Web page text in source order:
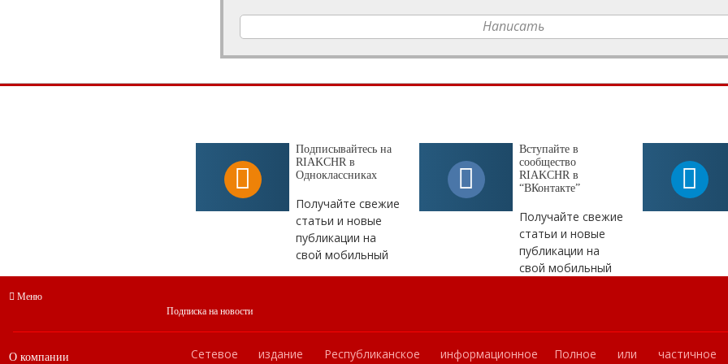
Написать
Подписывайтесь на
RIAKCHR в
Одноклассниках
Получайте свежие
статьи и новые
публикации на
свой мобильный
Вступайте в
сообщество
RIAKCHR в
“ВКонтакте”
Получайте свежие
статьи и новые
публикации на
свой мобильный
Меню
Подписка на новости
О компании
Сетевое издание Республиканское информационное
Полное или частичное